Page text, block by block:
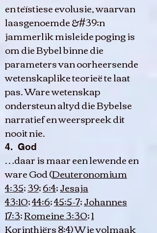
en teïstiese evolusie, waarvan
laasgenoemde &#39;n
jammerlik misleide poging is
om die Bybel binne die
parameters van oorheersende
wetenskaplike teorieë te laat
pas. Ware wetenskap
ondersteun altyd die Bybelse
narratief en weerspreek dit
nooit nie.
4. God
…daar is maar een lewende en
ware God (Deuteronomium
4:35;39;6:4;Jesaja
43:10;44:6;45:5-7;Johannes
17:3;Romeine 3:30;1
Korinthiërs 8:4) Wie volmaak